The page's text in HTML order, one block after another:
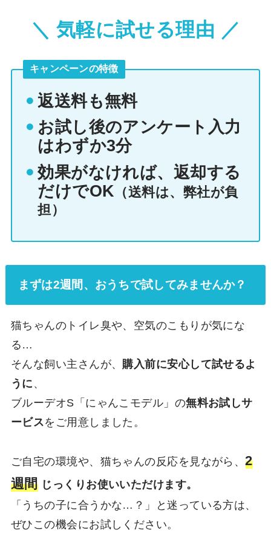
＼ 気軽に試せる理由 ／
キャンペーンの特徴
返送料も無料
お試し後のアンケート入力
はわずか3分
効果がなければ、返却する
だけでOK （送料は、弊社が負
担）
まずは2週間、おうちで試してみませんか？
猫ちゃんのトイレ臭や、空気のこもりが気にな
る…
そんな飼い主さんが、 購入前に安心して試せるよ
うに 、
ブルーデオS「にゃんこモデル」の無料お試しサ
ービスをご用意しました。
ご自宅の環境や、猫ちゃんの反応を見ながら、2
週間じっくりお使いいただけます。
「うちの子に合うかな…？」と迷っている方は、
ぜひこの機会にお試しください。